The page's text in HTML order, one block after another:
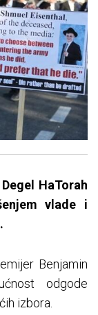
HaTorah
vlade i
Benjamin
odgode
izbora.